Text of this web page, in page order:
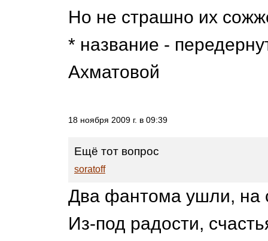
Но не страшно их
* название -
Ахматовой
18 ноября 2009 г. в 09:39
Ещё тот вопрос
soratoff
Два фантома ушли, на
Из-под радости,